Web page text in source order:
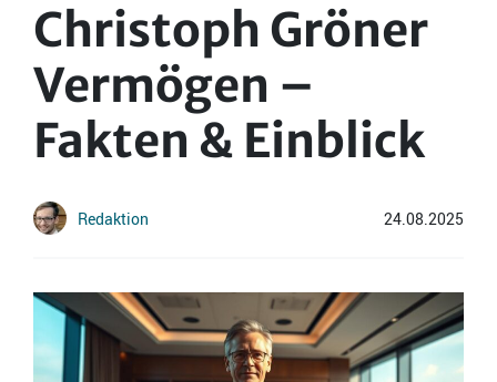
Christoph Gröner
Vermögen –
Fakten & Einblick
Redaktion 24.08.2025